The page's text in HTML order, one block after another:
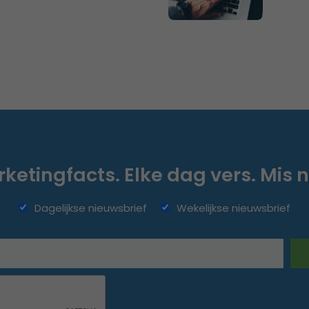
Elke dag vers. Mis
Dagelijkse nieuwsbrief Wekelijkse nieuwsbrief